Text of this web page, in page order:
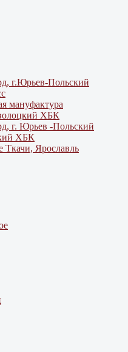
г.Юрьев-Польский
мануфактура
ХБК
г. Юрьев -Польский
ХБК
Ткачи, Ярославль